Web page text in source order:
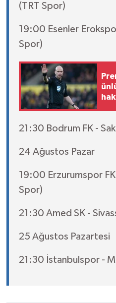
(TRT Spor)
19:00 Esenler
Spor)
21:30 Bodrum FK -
24 Ağustos Pazar
19:00 Erzurumspor
Spor)
21:30 Amed SK -
25 Ağustos Pazartesi
21:30 İstanbulspor -